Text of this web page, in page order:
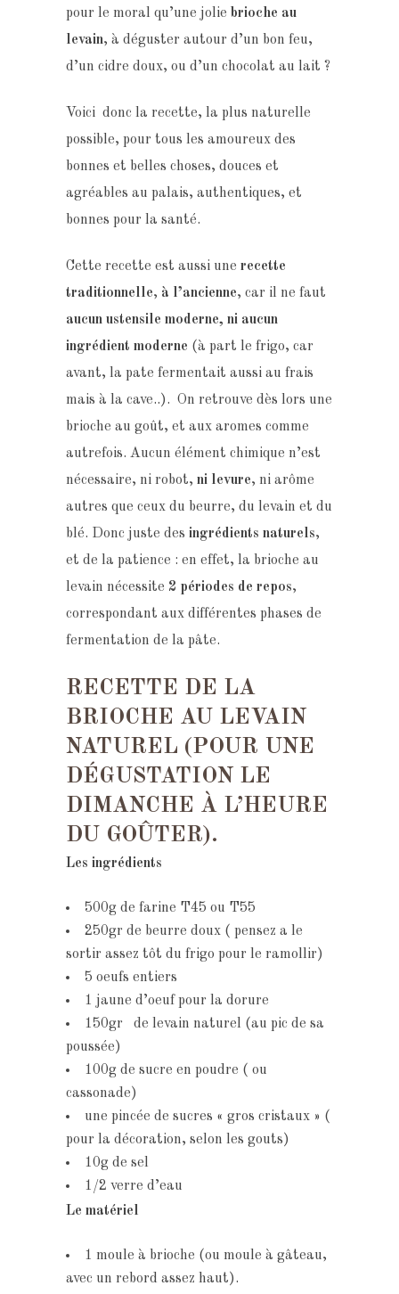
pour le moral qu’une jolie brioche au
levain, à déguster autour d’un bon feu,
d’un cidre doux, ou d’un chocolat au lait ?
Voici donc la recette, la plus naturelle
possible, pour tous les amoureux des
bonnes et belles choses, douces et
agréables au palais, authentiques, et
bonnes pour la santé.
Cette recette est aussi une recette
traditionnelle, à l’ancienne, car il ne faut
aucun ustensile moderne, ni aucun
ingrédient moderne (à part le frigo, car
avant, la pate fermentait aussi au frais
mais à la cave..). On retrouve dès lors une
brioche au goût, et aux aromes comme
autrefois. Aucun élément chimique n’est
nécessaire, ni robot, ni levure, ni arôme
autres que ceux du beurre, du levain et du
blé. Donc juste des ingrédients naturels,
et de la patience : en effet, la brioche au
levain nécessite 2 périodes de repos,
correspondant aux différentes phases de
fermentation de la pâte.
RECETTE DE LA
BRIOCHE AU LEVAIN
NATUREL (POUR UNE
DÉGUSTATION LE
DIMANCHE À L’HEURE
DU GOÛTER).
Les ingrédients
500g de farine T45 ou T55
250gr de beurre doux ( pensez a le
sortir assez tôt du frigo pour le ramollir)
5 oeufs entiers
1 jaune d’oeuf pour la dorure
150gr de levain naturel (au pic de sa
poussée)
100g de sucre en poudre ( ou
cassonade)
une pincée de sucres « gros cristaux » (
pour la décoration, selon les gouts)
10g de sel
1/2 verre d’eau
Le matériel
1 moule à brioche (ou moule à gâteau,
avec un rebord assez haut).